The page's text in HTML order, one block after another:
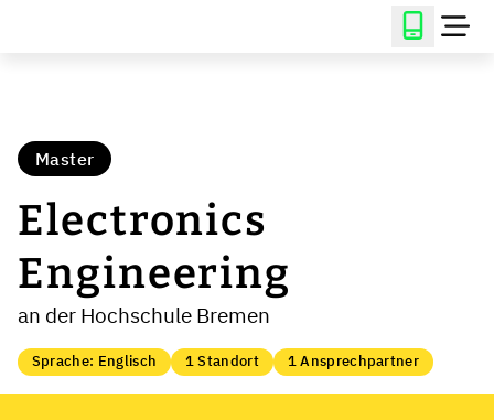
Master
Electronics
Engineering
an der Hochschule Bremen
Sprache: Englisch 1 Standort 1 Ansprechpartner